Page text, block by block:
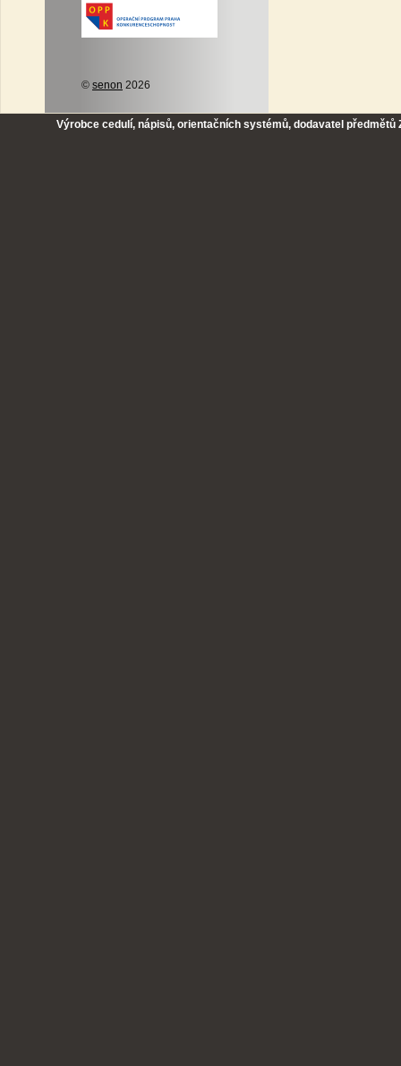
© senon 2026
Výrobce cedulí, nápisů, orientačních systémů, dodavatel předmětů